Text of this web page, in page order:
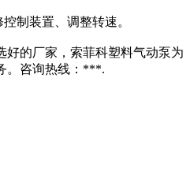
制装置、调整转速。
好的厂家，索菲科塑料气动泵为
。咨询热线：***.